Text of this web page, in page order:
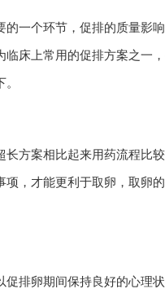
的一个环节，促排的质量影
临床上常用的促排方案之一
长方案相比起来用药流程比
，才能更利于取卵，取卵
促排卵期间保持良好的心理